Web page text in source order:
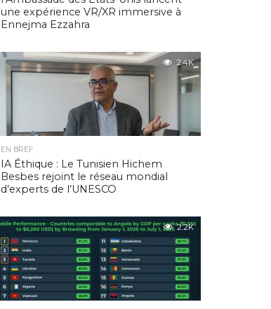
une expérience VR/XR immersive à
Ennejma Ezzahra
2.4K
EN BREF
IA Éthique : Le Tunisien Hichem
Besbes rejoint le réseau mondial
d’experts de l’UNESCO
2.2K